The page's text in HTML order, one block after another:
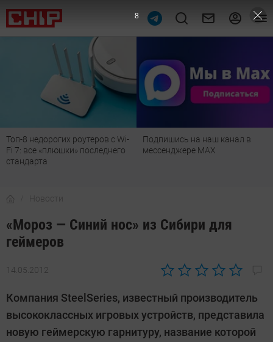
Подпишись на наш канал в
мессенджере МАХ
Рейтинг телевизоров 2026:
лучшие модели для гостиной,
Новости
«Мороз — Синий нос» из Сибири для
геймеров
14.05.2012
Автор:
Компания SteelSeries, известный производитель
высококлассных игровых устройств, представила
новую геймерскую гарнитуру, название которой
7